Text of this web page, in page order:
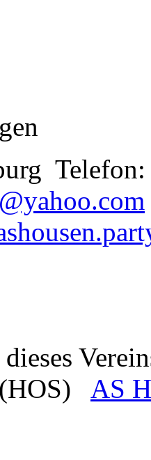
Telefon:
(HOS) AS